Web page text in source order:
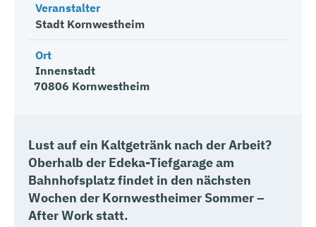
Veranstalter
Stadt Kornwestheim
Ort
Innenstadt
70806 Kornwestheim
Lust auf ein Kaltgetränk nach der Arbeit?
Oberhalb der Edeka-Tiefgarage am
Bahnhofsplatz findet in den nächsten
Wochen der Kornwestheimer Sommer –
After Work statt.